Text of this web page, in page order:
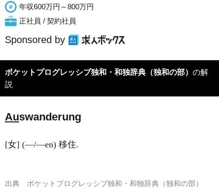
年収600万円～800万円
正社員 / 契約社員
Sponsored by
ポケットプログレッシブ独和・和独辞典（独和の部） の解
説
Auswanderung
[女] (―/―en) 移住.
出典 ポケットプログレッシブ独和・和独辞典（独和の部）